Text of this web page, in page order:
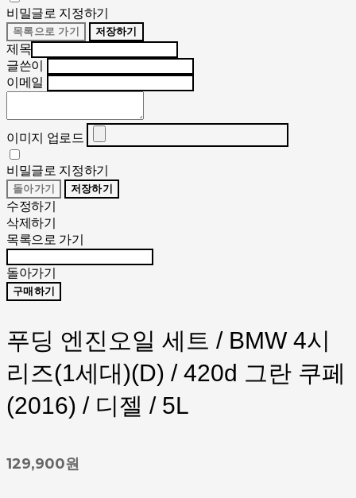
비밀글로 지정하기
목록으로 가기 저장하기
제목
글쓴이
이메일
이미지 업로드
비밀글로 지정하기
돌아가기 저장하기
수정하기
삭제하기
목록으로 가기
돌아가기
구매하기
푸딩 엔진오일 세트 / BMW 4시
리즈(1세대)(D) / 420d 그란 쿠페
(2016) / 디젤 / 5L
129,900원